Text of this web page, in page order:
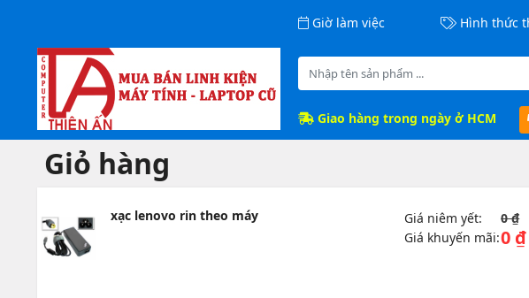
Giờ làm việc Hình thức
Giao hàng trong ngày ở HCM
Giỏ hàng
xạc lenovo rin theo máy Giá niêm yết:
0 ₫
Giá khuyến mãi:0 ₫